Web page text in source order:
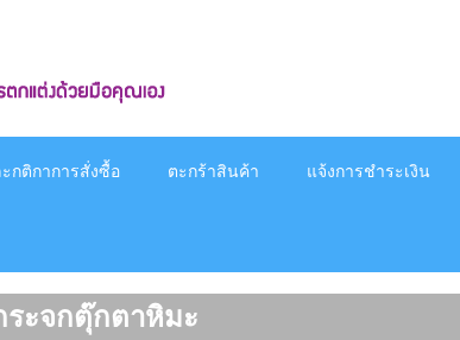
กติกาการสั่งซื้อ ตะกร้าสินค้า แจ้งการชำระเงิน
ะจกตุ๊กตาหิมะ